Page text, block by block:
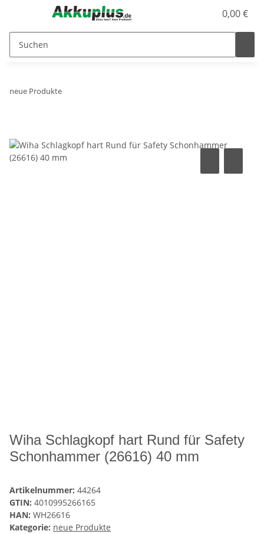
0,00 €
neue Produkte
Wiha Schlagkopf hart Rund für Safety
Schonhammer (26616) 40 mm
Artikelnummer: 44264
GTIN: 4010995266165
HAN: WH26616
Kategorie: neue Produkte